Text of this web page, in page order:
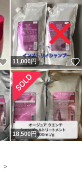
いいね！
11,000円
18,500 円